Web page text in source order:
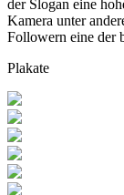
der Slogan eine
Kamera unter
Followern eine der
Plakate